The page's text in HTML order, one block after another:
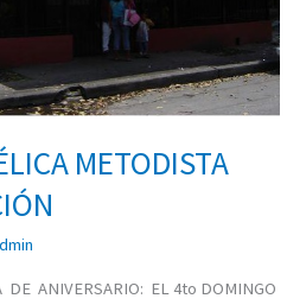
METODISTA
DE ANIVERSARIO: EL 4to DOMINGO